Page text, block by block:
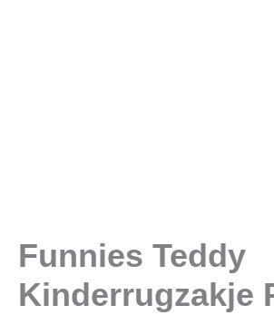
Funnies Teddy
Kinderrugzakje